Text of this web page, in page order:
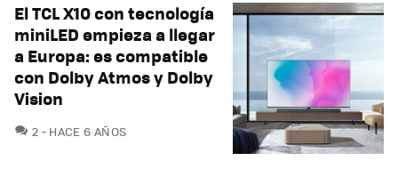
El TCL X10 con tecnología
miniLED empieza a llegar
a Europa: es compatible
con Dolby Atmos y Dolby
Vision
2 COMENTARIOS
HACE 6 AÑOS